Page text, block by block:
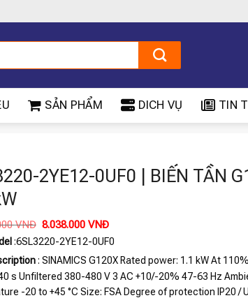
SẢN PHẨM DICH VỤ TIN
2YE12-0UF0 | BIẾN TẦN
VNĐ Giá
gốc
là:
13.397.000 VNĐ.
8.038.000VNĐGiá
hiện
tại
là:
8.038.000 VNĐ.
:6SL3220-2YE12-0UF0
: SINAMICS G120X Rated power: 1.1 kW At
s Unfiltered 380-480 V 3 AC +10/-20% 47-63 Hz
-20 to +45 °C Size: FSA Degree of protection IP20 /